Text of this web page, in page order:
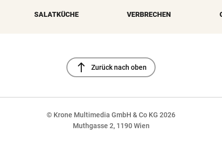
SALATKÜCHE VERBRECHEN
north Zurück nach oben
© Krone Multimedia GmbH & Co KG 2026
Muthgasse 2, 1190 Wien